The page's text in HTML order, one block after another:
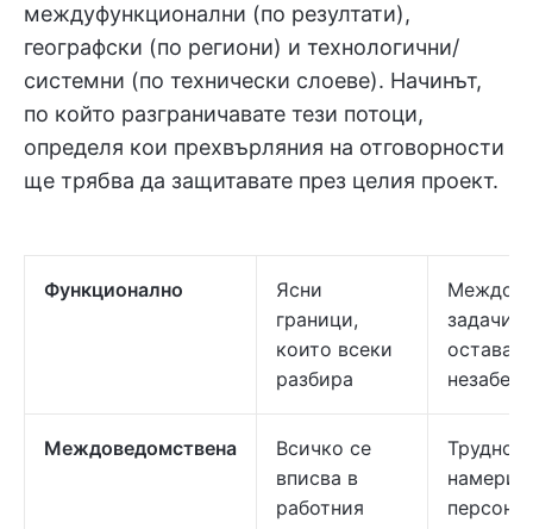
междуфункционални (по резултати),
географски (по региони) и технологични/
системни (по технически слоеве). Начинът,
по който разграничавате тези потоци,
определя кои прехвърляния на отговорности
ще трябва да защитавате през целия проект.
Функционално
Ясни
граници,
които всеки
разбира
задачи
остават
Междоведомствена
Всичко се
вписва в
работния
Трудно
намери